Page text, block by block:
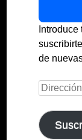
de
Dirección
email